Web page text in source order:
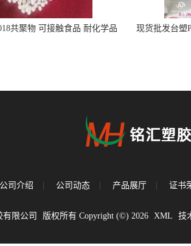
共聚物 可接触食品 耐化学品
现货批发台塑
公司介绍 公司动态 产品展厅 证书
限公司 版权所有 Copyright (©) 2026 XML 技